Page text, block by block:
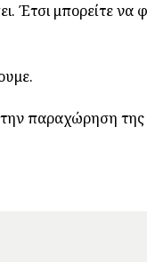
Έτσι μπορείτε να
την παραχώρηση